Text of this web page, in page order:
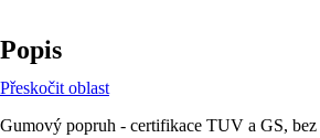
Popis
Přeskočit oblast
Gumový popruh - certifikace TUV a GS, bez